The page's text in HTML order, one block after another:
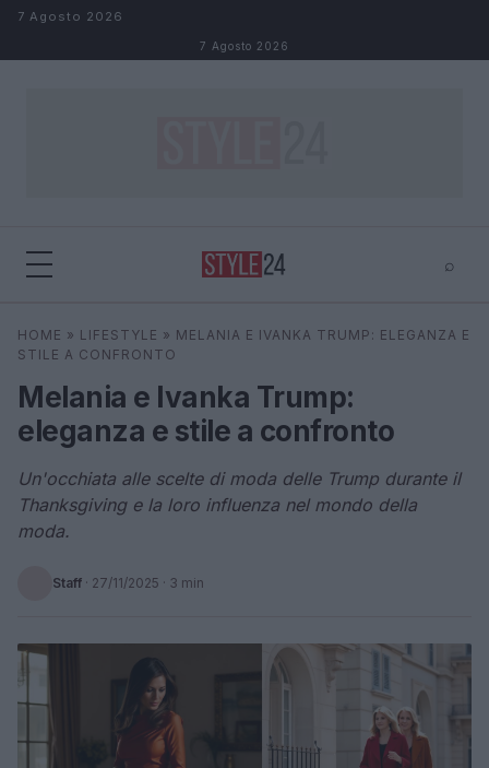
Salta al contenuto
7 Agosto 2026
7 Agosto 2026
⌕
Cerca ⌕ ×
HOME » LIFESTYLE » MELANIA E IVANKA TRUMP: ELEGANZA E
STILE A CONFRONTO
Melania e Ivanka Trump:
eleganza e stile a confronto
Un'occhiata alle scelte di moda delle Trump durante il
Thanksgiving e la loro influenza nel mondo della
moda.
Staff · 27/11/2025 · 3 min